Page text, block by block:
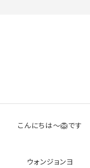
こんにちは～🦁です
ウォンジョンヨ